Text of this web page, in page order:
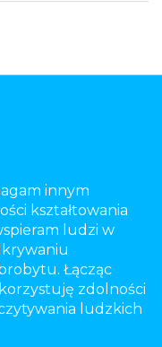
innym
kształtowania
ludzi w
Łącząc
zdolności
ludzkich